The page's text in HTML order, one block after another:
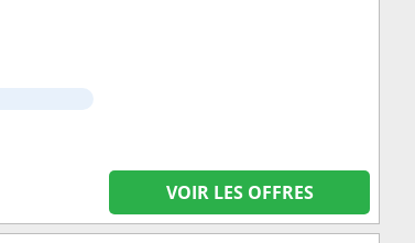
VOIR LES OFFRES